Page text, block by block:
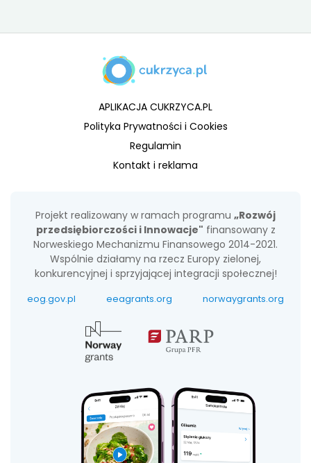
APLIKACJA CUKRZYCA.PL
Polityka Prywatności i Cookies
Regulamin
Kontakt i reklama
Projekt realizowany w ramach programu „Rozwój
przedsiębiorczości i Innowacje" finansowany z
Norweskiego Mechanizmu Finansowego 2014-2021.
Wspólnie działamy na rzecz Europy zielonej,
konkurencyjnej i sprzyjającej integracji społecznej!
eog.gov.pl eeagrants.org norwaygrants.org